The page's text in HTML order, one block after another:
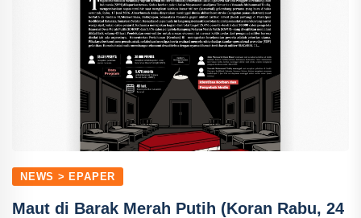
NEWS > EPAPER
Maut di Barak Merah Putih (Koran Rabu, 24